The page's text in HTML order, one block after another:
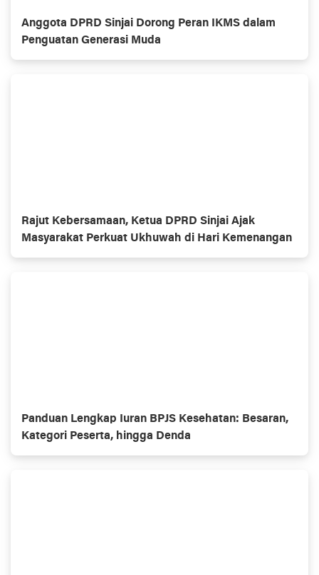
Anggota DPRD Sinjai Dorong Peran IKMS dalam
Penguatan Generasi Muda
Rajut Kebersamaan, Ketua DPRD Sinjai Ajak
Masyarakat Perkuat Ukhuwah di Hari Kemenangan
Panduan Lengkap Iuran BPJS Kesehatan: Besaran,
Kategori Peserta, hingga Denda